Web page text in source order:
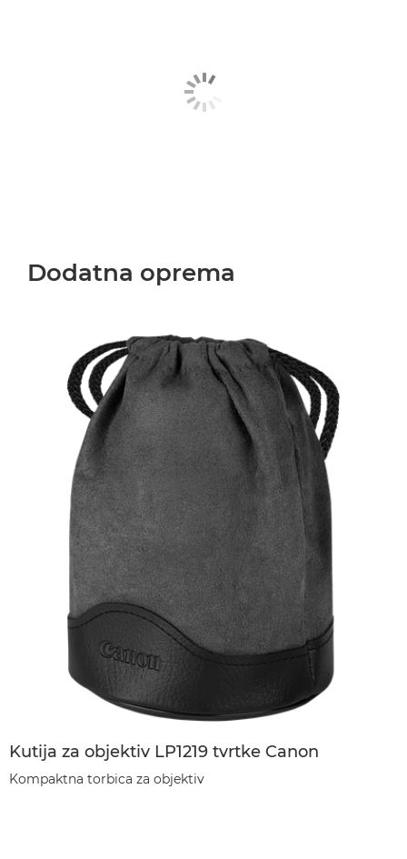
Dodatna oprema
Kutija za objektiv LP1219 tvrtke Canon
Kompaktna torbica za objektiv